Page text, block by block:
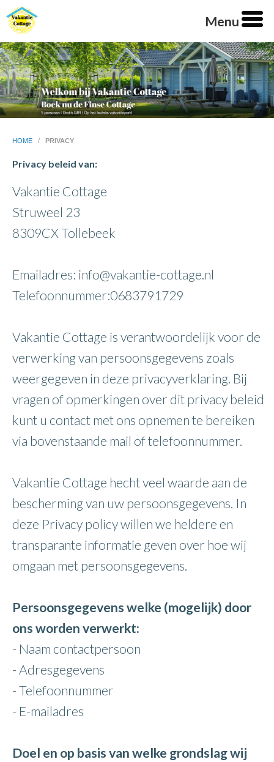
Menu
HOME / PRIVACY
Privacy beleid van:
Vakantie Cottage
Struweel 23
8309CX Tollebeek
Emailadres: info@vakantie-cottage.nl
Telefoonnummer:0683791729
Vakantie Cottage is verantwoordelijk voor de
verwerking van persoonsgegevens zoals
weergegeven in deze privacyverklaring. Bij
vragen of opmerkingen over dit privacy beleid
kunt u contact met ons opnemen te bereiken
via bovenstaande mail of telefoonnummer.
Vakantie Cottage hecht veel waarde aan de
bescherming van uw persoonsgegevens. In
deze Privacy policy willen we heldere en
transparante informatie geven over hoe wij
omgaan met persoonsgegevens.
Persoonsgegevens welke (mogelijk) door
ons worden verwerkt:
- Naam contactpersoon
- Adresgegevens
- Telefoonnummer
- E-mailadres
Doel en op basis van welke grondslag wij